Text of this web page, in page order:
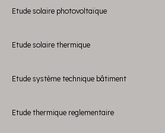
Etude solaire photovoltaïque
Etude solaire thermique
Etude système technique bâtiment
Etude thermique reglementaire